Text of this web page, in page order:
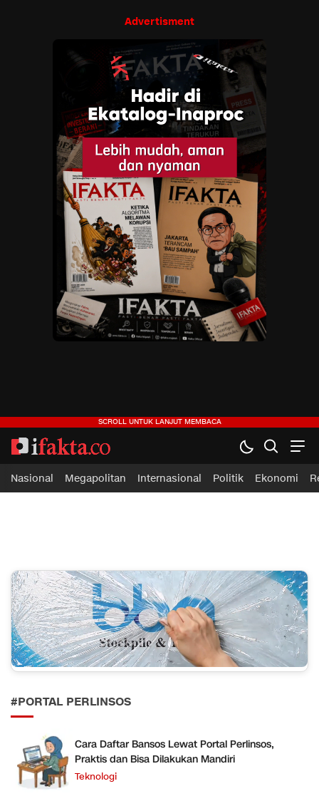
Advertisment
ifakta.co
#pastibenar
Nasional Megapolitan Internasional Politik Ekonomi
#PORTAL PERLINSOS
Cara Daftar Bansos Lewat Portal Perlinsos,
Praktis dan Bisa Dilakukan Mandiri
Teknologi